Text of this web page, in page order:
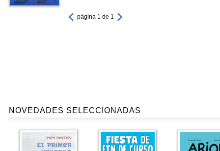
página 1 de 1
NOVEDADES SELECCIONADAS